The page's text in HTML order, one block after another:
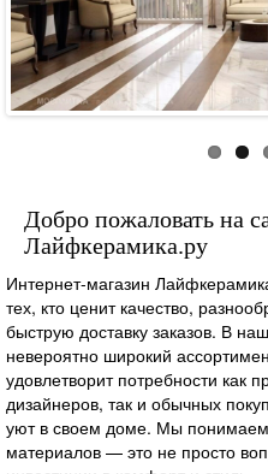
Добро пожаловать на
Лайфкерамика.ру
Интернет-магазин
тех, кто ценит качество,
быструю доставку заказов. В
невероятно широкий
удовлетворит потребности как
дизайнеров, так и обычных
уют в своем доме. Мы
материалов — это не просто